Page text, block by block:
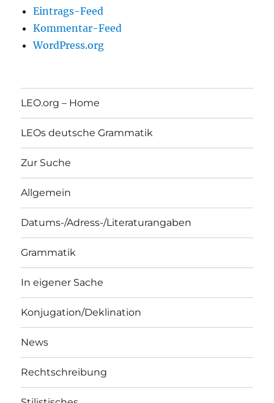
Eintrags-Feed
Kommentar-Feed
WordPress.org
LEO.org – Home
LEOs deutsche Grammatik
Zur Suche
Allgemein
Datums-/Adress-/Literaturangaben
Grammatik
In eigener Sache
Konjugation/Deklination
News
Rechtschreibung